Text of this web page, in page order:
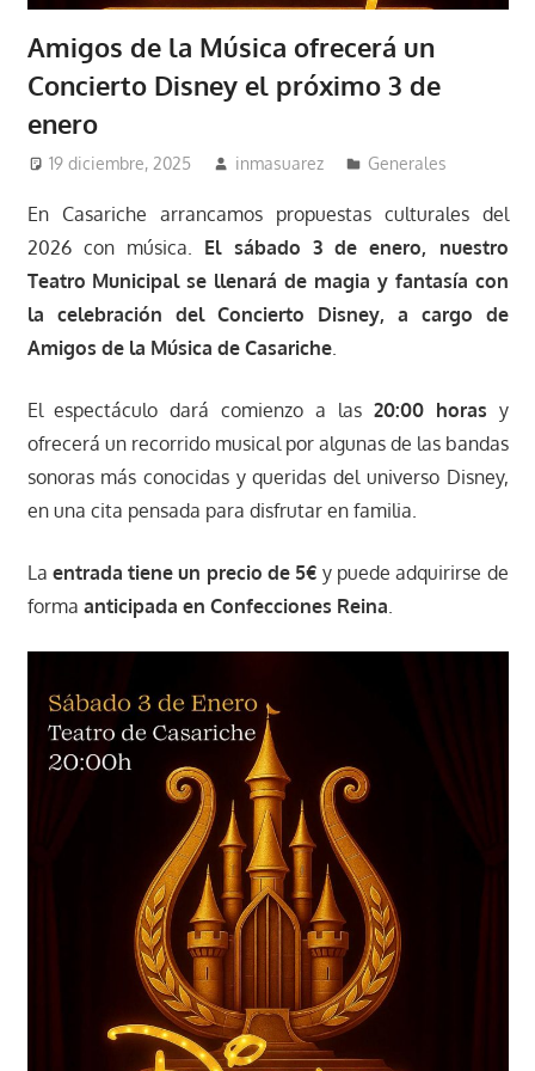
Amigos de la Música ofrecerá un
Concierto Disney el próximo 3 de
enero
19 diciembre, 2025 inmasuarez Generales
En Casariche arrancamos propuestas culturales del
2026 con música. El sábado 3 de enero, nuestro
Teatro Municipal se llenará de magia y fantasía con
la celebración del Concierto Disney, a cargo de
Amigos de la Música de Casariche.
El espectáculo dará comienzo a las 20:00 horas y
ofrecerá un recorrido musical por algunas de las bandas
sonoras más conocidas y queridas del universo Disney,
en una cita pensada para disfrutar en familia.
La entrada tiene un precio de 5€ y puede adquirirse de
forma anticipada en Confecciones Reina.